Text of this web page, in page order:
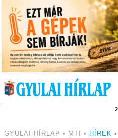
GYULAI HÍRLAP • MTI • HÍREK